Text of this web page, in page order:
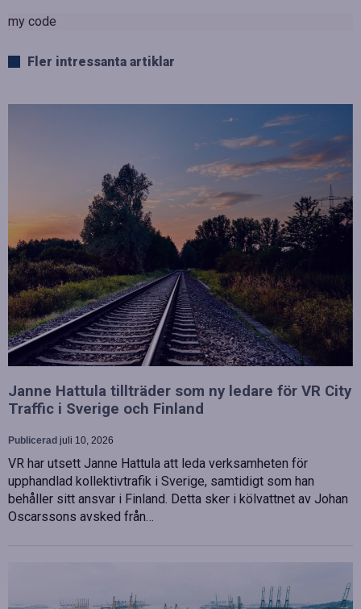
my code
Fler intressanta artiklar
Janne Hattula tillträder som ny ledare för VR City
Traffic i Sverige och Finland
Publicerad juli 10, 2026
VR har utsett Janne Hattula att leda verksamheten för
upphandlad kollektivtrafik i Sverige, samtidigt som han
behåller sitt ansvar i Finland. Detta sker i kölvattnet av Johan
Oscarssons avsked från…